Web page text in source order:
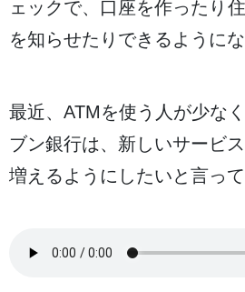
ェックで、 口座を作ったり
を知らせたりできるようにな
最近、ATMを使う 人 が少な
ブン銀行は、 新しいサービ
増えるようにしたいと言っ